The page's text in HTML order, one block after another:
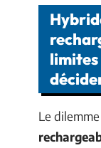
limites
Le